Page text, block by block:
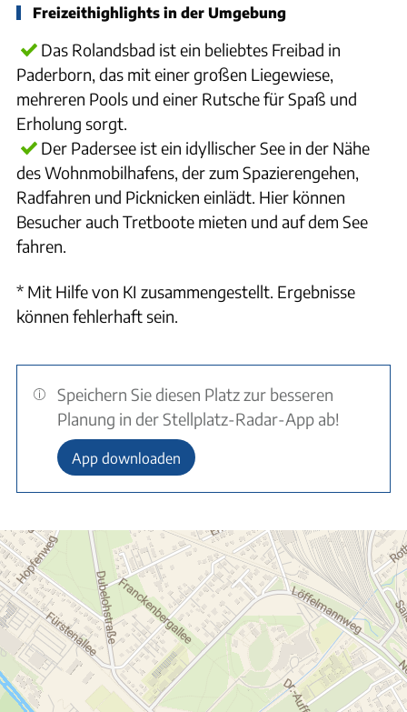
Freizeithighlights in der Umgebung
Das Rolandsbad ist ein beliebtes Freibad in
Paderborn, das mit einer großen Liegewiese,
mehreren Pools und einer Rutsche für Spaß und
Erholung sorgt.
Der Padersee ist ein idyllischer See in der Nähe
des Wohnmobilhafens, der zum Spazierengehen,
Radfahren und Picknicken einlädt. Hier können
Besucher auch Tretboote mieten und auf dem See
fahren.
* Mit Hilfe von KI zusammengestellt. Ergebnisse
können fehlerhaft sein.
Speichern Sie diesen Platz zur besseren
Planung in der Stellplatz-Radar-App ab!
App downloaden